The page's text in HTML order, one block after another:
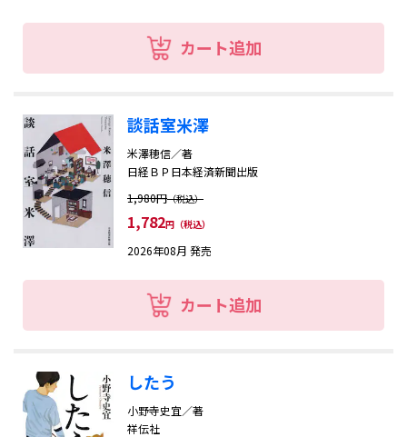
カート追加
談話室米澤
米澤穂信／著
日経ＢＰ日本経済新聞出版
1,980円（税込）
1,782円（税込）
2026年08月 発売
カート追加
したう
小野寺史宜／著
祥伝社